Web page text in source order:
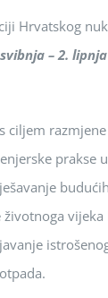
Hrvatskog
– 2.
ciljem
prakse
vijeka